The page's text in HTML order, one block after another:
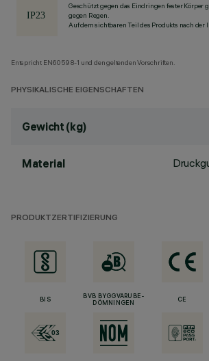
Geschützt gegen das Eindringen fester Körper
gegen Regen.
Auf dem sichtbaren Teil des Produkts nach der
Entspricht EN60598-1 und den geltenden Vorschriften.
PHYSIKALISCHE EIGENSCHAFTEN
Gewicht (kg)
Material
PRODUKTZERTIFIZIERUNG
BIS
BVB BYGGVARUBE-
DÖMNINGEN
CE